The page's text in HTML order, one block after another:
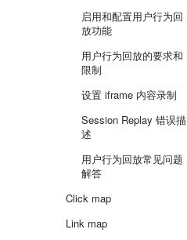
启用和配置用户行为回
放功能
用户行为回放的要求和
限制
设置 iframe 内容录制
Session Replay 错误描
述
用户行为回放常见问题
解答
Click map
Link map